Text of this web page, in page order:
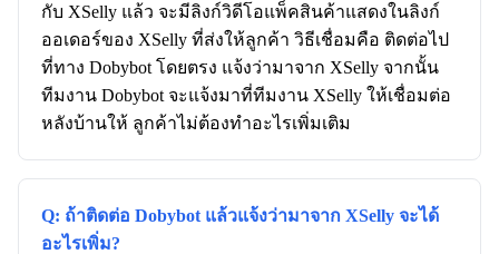
กับ XSelly แล้ว จะมีลิงก์วิดีโอแพ็คสินค้าแสดงในลิงก์
ออเดอร์ของ XSelly ที่ส่งให้ลูกค้า วิธีเชื่อมคือ ติดต่อไป
ที่ทาง Dobybot โดยตรง แจ้งว่ามาจาก XSelly จากนั้น
ทีมงาน Dobybot จะแจ้งมาที่ทีมงาน XSelly ให้เชื่อมต่อ
หลังบ้านให้ ลูกค้าไม่ต้องทำอะไรเพิ่มเติม
Q: ถ้าติดต่อ Dobybot แล้วแจ้งว่ามาจาก XSelly จะได้
อะไรเพิ่ม?